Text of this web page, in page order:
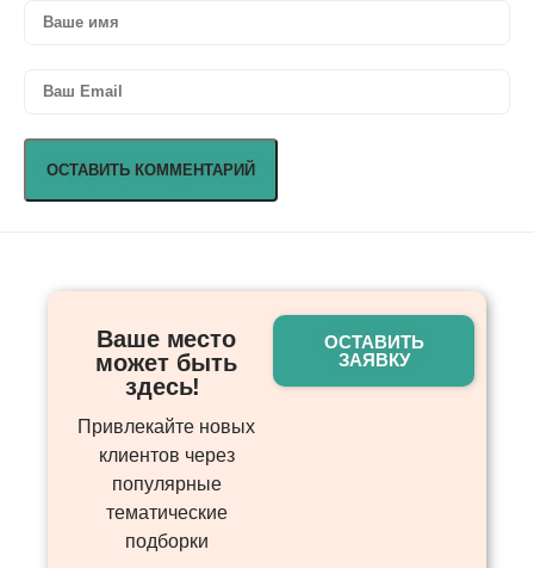
Ваше место
может быть
здесь! ​
Привлекайте новых
клиентов через
популярные
тематические
подборки
ОСТАВИТЬ
ЗАЯВКУ